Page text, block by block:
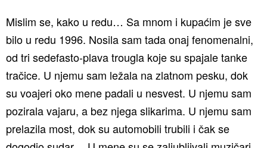
Mislim se, kako u redu… Sa mnom i kupaćim je sve
bilo u redu 1996. Nosila sam tada onaj fenomenalni,
od tri sedefasto-plava trougla koje su spajale tanke
tračice. U njemu sam ležala na zlatnom pesku, dok
su voajeri oko mene padali u nesvest. U njemu sam
pozirala vajaru, a bez njega slikarima. U njemu sam
prelazila most, dok su automobili trubili i čak se